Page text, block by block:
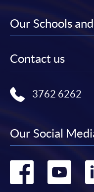
*香港大學專業進修
學中心作付款安排。
申請/報讀指南 :
-個別學歷頒授課程
報讀同一學歷
Our Schools
Contact us
3762 6262
Our Social
Go